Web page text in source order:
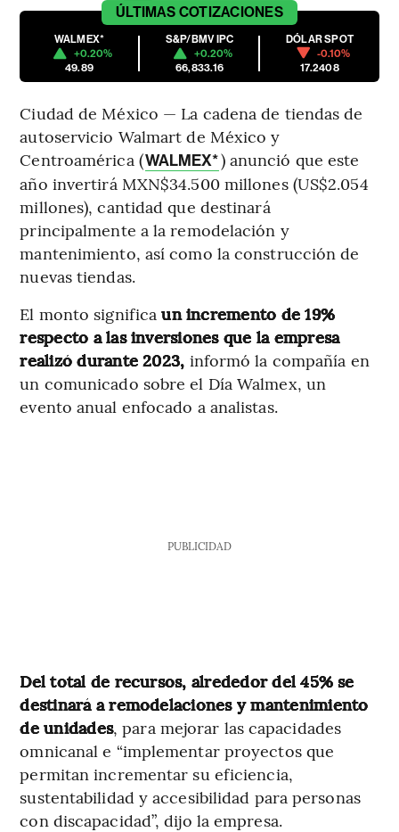
ÚLTIMAS COTIZACIONES
WALMEX*
+0.20%
49.89
S&P/BMV IPC
+0.20%
66,833.16
DÓLAR SPOT
-0.10%
17.2408
Ciudad de México — La cadena de tiendas de
autoservicio Walmart de México y
Centroamérica (WALMEX*) anunció que este
año invertirá MXN$34.500 millones (US$2.054
millones), cantidad que destinará
principalmente a la remodelación y
mantenimiento, así como la construcción de
nuevas tiendas.
El monto significaun incremento de 19%
respecto a las inversiones que la empresa
realizó durante 2023, informó la compañía en
un comunicado sobre el Día Walmex, un
evento anual enfocado a analistas.
PUBLICIDAD
Del total de recursos, alrededor del 45% se
destinará a remodelaciones y mantenimiento
de unidades, para mejorar las capacidades
omnicanal e “implementar proyectos que
permitan incrementar su eficiencia,
sustentabilidad y accesibilidad para personas
con discapacidad”, dijo la empresa.